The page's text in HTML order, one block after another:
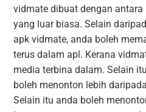
vidmate dibuat dengan
yang luar biasa. Selain
apk vidmate, anda boleh
terus dalam apl. Kerana
media terbina dalam. Selain
boleh menonton lebih
Selain itu anda boleh